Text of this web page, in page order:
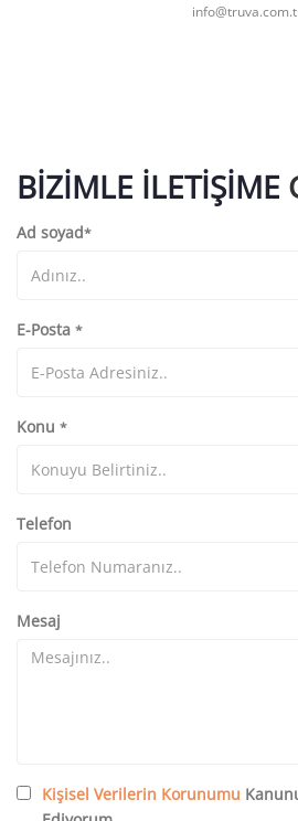
BIZIMLE İLETIŞIME
Ad soyad*
E-Posta *
Konu *
Telefon
Mesaj
Kişisel Verilerin Korunumu